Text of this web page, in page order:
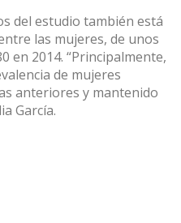
del estudio también está
las mujeres, de unos
en 2014. “Principalmente,
de mujeres
anteriores y mantenido
García.